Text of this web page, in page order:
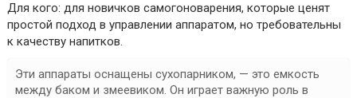
Для кого: для новичков самогоноварения, которые ценят
простой подход в управлении аппаратом, но требовательны
к качеству напитков.
Эти аппараты оснащены сухопарником, — это емкость
между баком и змеевиком. Он играет важную роль в